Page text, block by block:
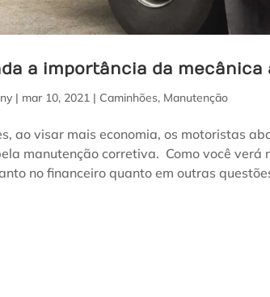
a importância da
| mar 10, 2021 | Caminhões, Manutenção
ao visar mais economia, os motoristas
manutenção corretiva. Como você verá
no financeiro quanto em outras